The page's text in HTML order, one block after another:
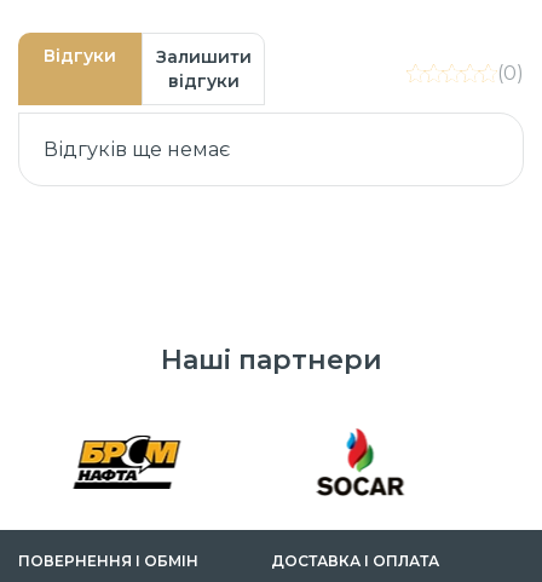
Відгуки
Залишити
відгуки
(0)
Відгуків ще немає
Наші партнери
ПОВЕРНЕННЯ І ОБМІН
ДОСТАВКА І ОПЛАТА